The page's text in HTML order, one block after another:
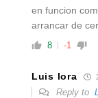
en funcion
arrancar de
8 -1
Luis lora
Reply to